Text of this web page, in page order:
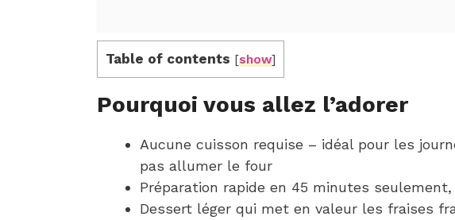
Table of contents [show]
Pourquoi vous allez l’adorer
Aucune cuisson requise – idéal pour les
pas allumer le four
Préparation rapide en 45 minutes
Dessert léger qui met en valeur les fraises